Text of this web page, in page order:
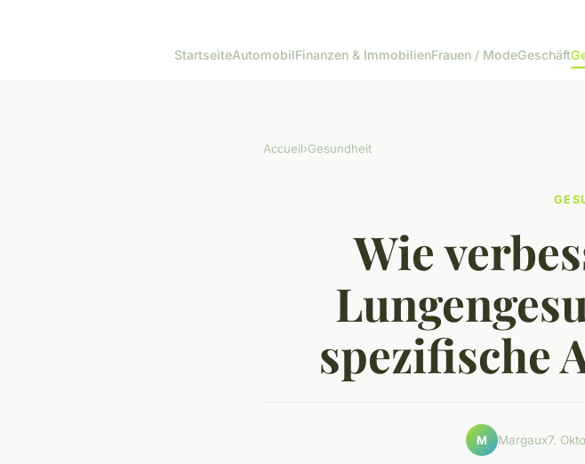
StartseiteAutomobilFinanzen & ImmobilienFrauen / ModeGeschäft
Accueil›Gesundheit
Wie
spezifische
M Margaux7.